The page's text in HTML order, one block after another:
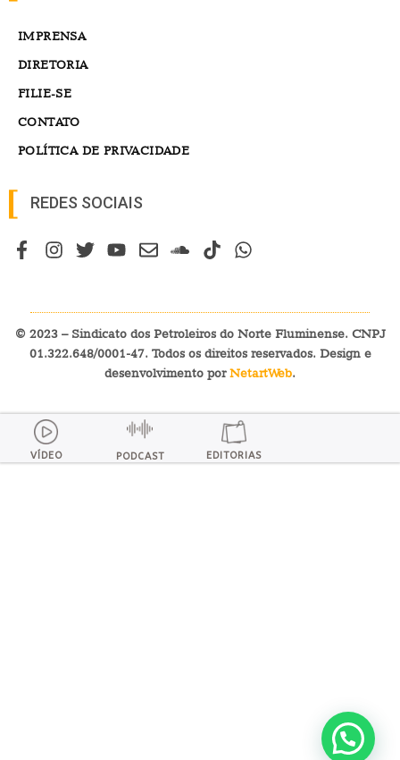
IMPRENSA
DIRETORIA
FILIE-SE
CONTATO
POLÍTICA DE PRIVACIDADE
REDES SOCIAIS
© 2023 – Sindicato dos Petroleiros do Norte Fluminense. CNPJ
01.322.648/0001-47. Todos os direitos reservados. Design e
desenvolvimento porNetartWeb.
VÍDEO PODCAST EDITORIAS